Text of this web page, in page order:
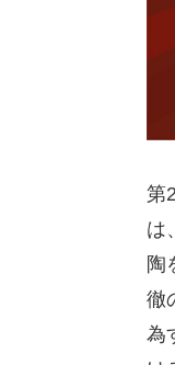
第
は
陶
徹
為